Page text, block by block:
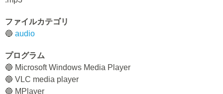
ファイルカテゴリ
🔵 audio
プログラム
🔵 Microsoft Windows Media Player
🔵 VLC media player
🔵 MPlayer